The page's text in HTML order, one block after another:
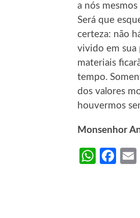
a nós
Será que
certeza: não
vivido em sua
materiais
tempo.
dos valores
houvermos
Monsenhor